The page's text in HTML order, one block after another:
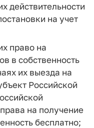
действительности
на учет
право на
в собственность
их выезда на
Российской
на получение
бесплатно;